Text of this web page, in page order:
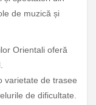
de muzică și
Orientali oferă
varietate de trasee
de dificultate.